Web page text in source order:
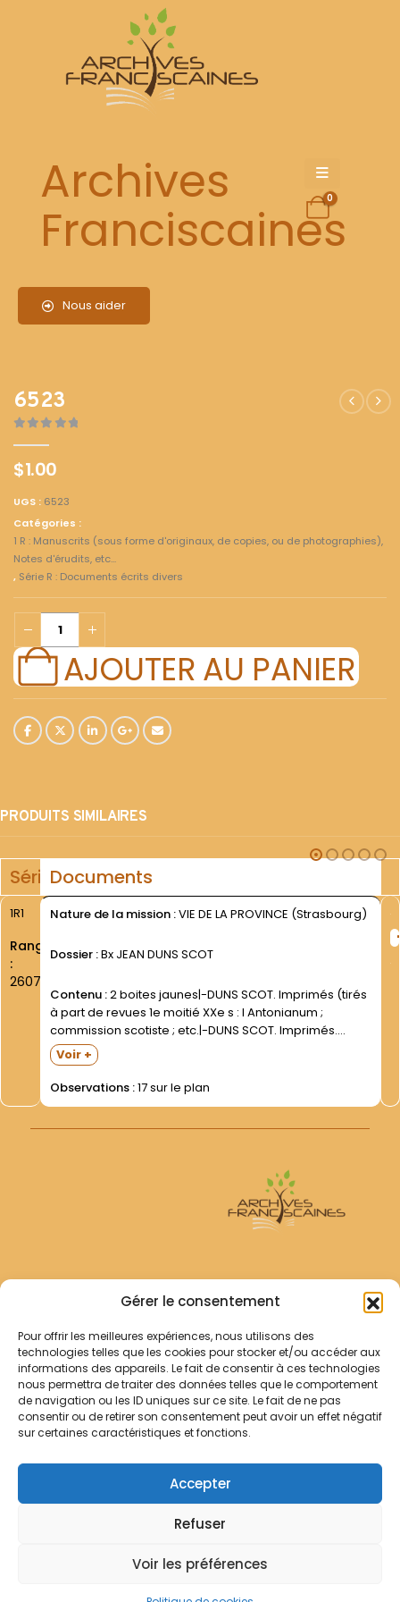
Gérer le consentement
Pour offrir les meilleures expériences, nous utilisons des
technologies telles que les cookies pour stocker et/ou accéder aux
informations des appareils. Le fait de consentir à ces technologies
nous permettra de traiter des données telles que le comportement
de navigation ou les ID uniques sur ce site. Le fait de ne pas
consentir ou de retirer son consentement peut avoir un effet négatif
sur certaines caractéristiques et fonctions.
Accepter
Refuser
Voir les préférences
Archives
Franciscaines
Nous aider
0
6523
$1.00
UGS : 6523
Catégories :
1 R : Manuscrits (sous forme d'originaux, de copies, ou de photographies),
Notes d'érudits, etc...
, Série R : Documents écrits divers
AJOUTER AU PANIER
PRODUITS SIMILAIRES
SérieDocuments
1R1
Rang
:
2607
Nature de la mission :VIE DE LA PROVINCE (Strasbourg)
Dossier :Bx JEAN DUNS SCOT
Contenu :2 boites jaunes|-DUNS SCOT. Imprimés (tirés
à part de revues 1e moitié XXe s : l Antonianum ;
commission scotiste ; etc.|-DUNS SCOT. Imprimés.
Notes et imprimés du P. I. Freudenreich.|Articles de
journaux ; images diverses représentant Duns Scot;
lettre...
Voir +
Observations :17 sur le plan
Archives Franciscaines
RECHERCHER
Comment chercher ?
Les archives
Notre démarche
Contact